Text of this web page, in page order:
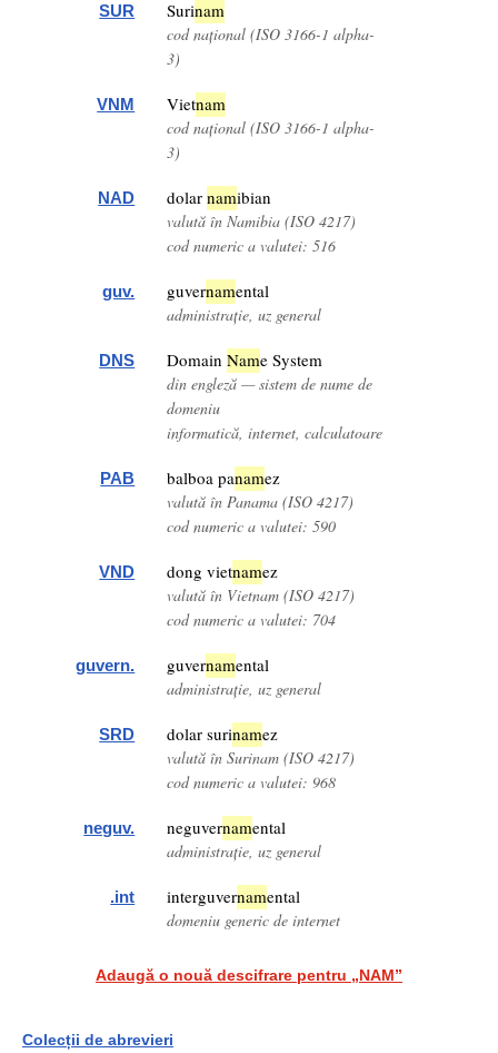
SUR Surinam
cod național (ISO 3166-1 alpha-
3)
VNM Vietnam
cod național (ISO 3166-1 alpha-
3)
NAD dolarnamibian
valută în Namibia (ISO 4217)
cod numeric a valutei: 516
guv. guvernamental
administrație, uz general
DNS DomainName System
din engleză — sistem de nume de
domeniu
informatică, internet, calculatoare
PAB balboa panamez
valută în Panama (ISO 4217)
cod numeric a valutei: 590
VND dong vietnamez
valută în Vietnam (ISO 4217)
cod numeric a valutei: 704
guvern. guvernamental
administrație, uz general
SRD dolar surinamez
valută în Surinam (ISO 4217)
cod numeric a valutei: 968
neguv. neguvernamental
administrație, uz general
.int interguvernamental
domeniu generic de internet
Adaugă o nouă descifrare pentru „NAM”
Colecții de abrevieri